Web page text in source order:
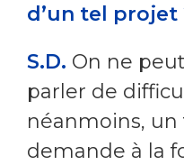
d’un tel projet
S.D. On ne
parler de
néanmoins,
demande à la